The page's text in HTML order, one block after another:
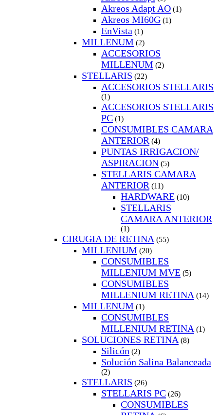
Akreos Adapt AO (1)
Akreos MI60G (1)
EnVista (1)
MILLENUM (2)
ACCESORIOS
MILLENUM (2)
STELLARIS (22)
ACCESORIOS STELLARIS
(1)
ACCESORIOS STELLARIS
PC (1)
CONSUMIBLES CAMARA
ANTERIOR (4)
PUNTAS IRRIGACION/
ASPIRACION (5)
STELLARIS CAMARA
ANTERIOR (11)
HARDWARE (10)
STELLARIS
CAMARA ANTERIOR
(1)
CIRUGIA DE RETINA (55)
MILLENIUM (20)
CONSUMIBLES
MILLENIUM MVE (5)
CONSUMIBLES
MILLENIUM RETINA (14)
MILLENUM (1)
CONSUMIBLES
MILLENIUM RETINA (1)
SOLUCIONES RETINA (8)
Silicón (2)
Solución Salina Balanceada
(2)
STELLARIS (26)
STELLARIS PC (26)
CONSUMIBLES